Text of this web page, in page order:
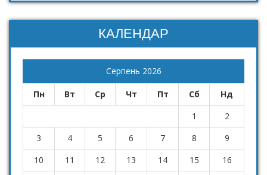
КАЛЕНДАР
Серпень 2026
Пн Вт Ср Чт Пт Сб
Нд
1
2
3
4 5 6 7 8
9
10
11 12 13 14 15
16